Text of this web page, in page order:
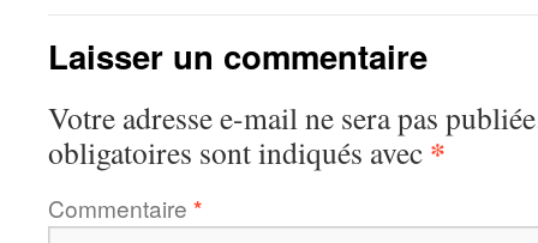
Laisser un commentaire
Votre adresse e-mail ne sera pas
obligatoires sont indiqués avec *
Commentaire *